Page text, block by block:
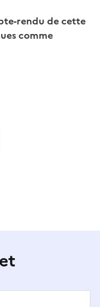
rendu de cette
comme
Twitter)
par email